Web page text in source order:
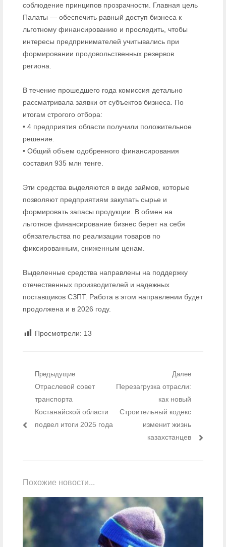
соблюдение принципов прозрачности. Главная цель
Палаты — обеспечить равный доступ бизнеса к
льготному финансированию и проследить, чтобы
интересы предпринимателей учитывались при
формировании продовольственных резервов
региона.
В течение прошедшего года комиссия детально
рассматривала заявки от субъектов бизнеса. По
итогам строгого отбора:
• 4 предприятия области получили положительное
решение.
• Общий объем одобренного финансирования
составил 935 млн тенге.
Эти средства выделяются в виде займов, которые
позволяют предприятиям закупать сырье и
формировать запасы продукции. В обмен на
льготное финансирование бизнес берет на себя
обязательства по реализации товаров по
фиксированным, сниженным ценам.
Выделенные средства направлены на поддержку
отечественных производителей и надежных
поставщиков СЗПТ. Работа в этом направлении будет
продолжена и в 2026 году.
Просмотрели: 13
Навигация по записям
Предыдущие
Предыдущий пост:
Отраслевой совет
транспорта
Костанайской области
подвел итоги 2025 года
Далее
Следующий пост:
Перезагрузка отрасли:
как новый
Строительный кодекс
изменит жизнь
казахстанцев
Похожие новости...